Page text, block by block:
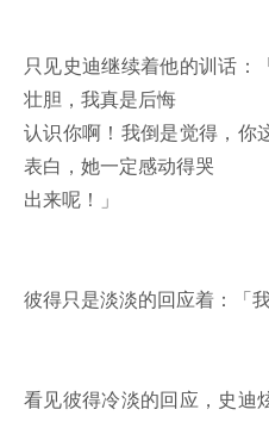
只见史迪继续着他的训话：
壮胆，我真是后悔
认识你啊！我倒是觉得，你
表白，她一定感动得哭
出来呢！」
彼得只是淡淡的回应着：「
看见彼得冷淡的回应，史迪